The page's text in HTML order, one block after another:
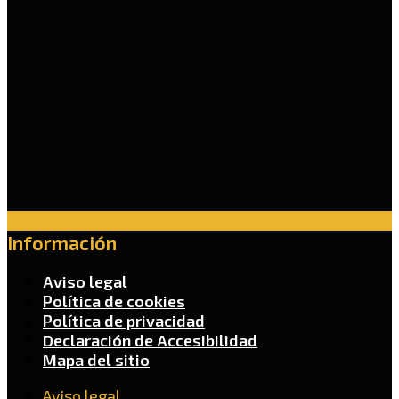
Información
Aviso legal
Política de cookies
Política de privacidad
Declaración de Accesibilidad
Mapa del sitio